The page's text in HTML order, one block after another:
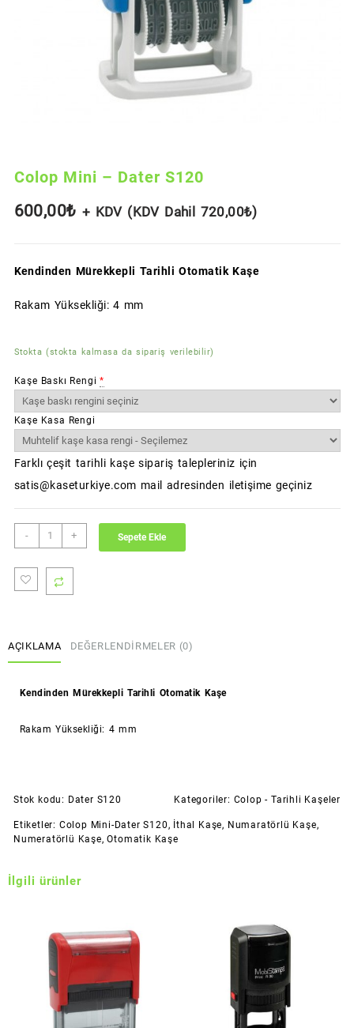
Colop Mini – Dater S120
600,00₺ + KDV (KDV Dahil 720,00₺)
Kendinden Mürekkepli Tarihli Otomatik Kaşe
Rakam Yüksekliği: 4 mm
Stokta (stokta kalmasa da sipariş verilebilir)
Kaşe Baskı Rengi *
Kaşe Kasa Rengi
Farklı çeşit tarihli kaşe sipariş talepleriniz için
satis@kaseturkiye.com mail adresinden iletişime geçiniz
-
Colop
Mini
Dater
S120
+ Sepete Ekle
AÇIKLAMA DEĞERLENDIRMELER (0)
Kendinden Mürekkepli Tarihli Otomatik Kaşe
Rakam Yüksekliği: 4 mm
Stok kodu: Dater S120 Kategoriler: Colop - Tarihli Kaşeler
Etiketler: Colop Mini-Dater S120 , İthal Kaşe, Numaratörlü Kaşe,
Numeratörlü Kaşe,Otomatik Kaşe
İlgili ürünler